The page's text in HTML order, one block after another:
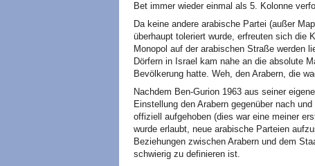
Bet immer wieder einmal als 5. Kolonne
Da keine andere arabische Partei (außer
überhaupt toleriert wurde, erfreuten sich die
Monopol auf der arabischen Straße werden
Dörfern in Israel kam nahe an die absolute
Bevölkerung hatte. Weh, den Arabern, die
Nachdem Ben-Gurion 1963 aus seiner
Einstellung den Arabern gegenüber nach
offiziell aufgehoben (dies war eine meiner
wurde erlaubt, neue arabische Parteien
Beziehungen zwischen Arabern und dem
schwierig zu definieren ist.